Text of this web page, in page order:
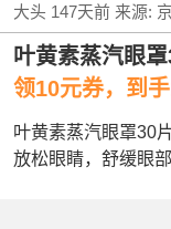
大头 147天前来源:
叶黄素蒸汽眼
领10元券，到
叶黄素蒸汽眼罩30
放松眼睛，舒缓眼